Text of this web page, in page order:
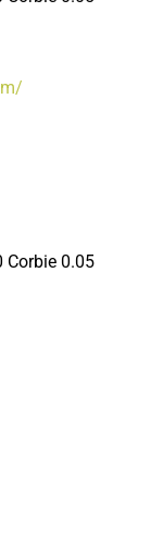
Corbie 0.05